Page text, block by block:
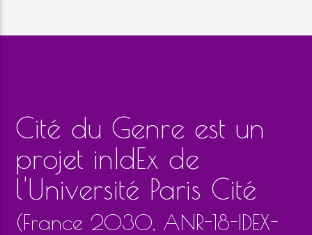
Cité du Genre est un
projet inIdEx de
l'Université Paris Cité
(France 2030, ANR-18-IDEX-